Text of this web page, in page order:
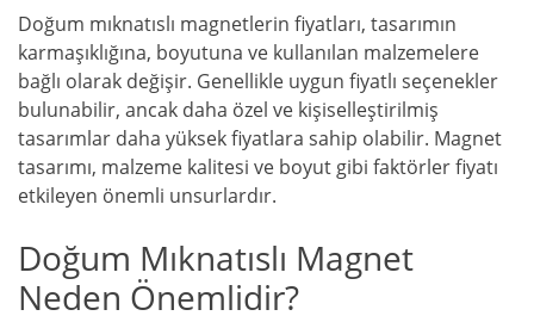
Doğum mıknatıslı magnetlerin fiyatları, tasarımın
karmaşıklığına, boyutuna ve kullanılan malzemelere
bağlı olarak değişir. Genellikle uygun fiyatlı seçenekler
bulunabilir, ancak daha özel ve kişiselleştirilmiş
tasarımlar daha yüksek fiyatlara sahip olabilir. Magnet
tasarımı, malzeme kalitesi ve boyut gibi faktörler fiyatı
etkileyen önemli unsurlardır.
Doğum Mıknatıslı Magnet
Neden Önemlidir?